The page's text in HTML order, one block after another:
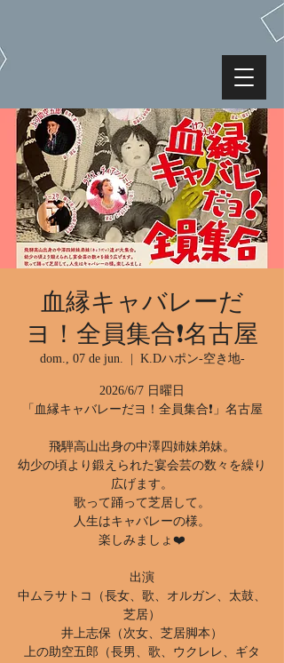
血縁キャバレーだ
ヨ！全員集合❗️名古屋
dom., 07 de jun. K.Dハポン-空き地-
2026/6/7 日曜日
「血縁キャバレーだヨ！全員集合❗️」名古屋
飛騨高山出身の中澤四姉妹弟妹。
幼少の頃より鍛えられた宴会芸の数々を繰り
広げます。
歌って踊って芝居して。
人生はキャバレーの様。
楽しみましょ❤️
出演
中ムラサトコ（長女、歌、オルガン、太鼓、
芝居）
井上志保（次女、芝居脚本）
上の助空五郎（長男、歌、ウクレレ、ギタ